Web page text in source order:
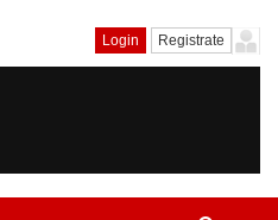
Login Registrate